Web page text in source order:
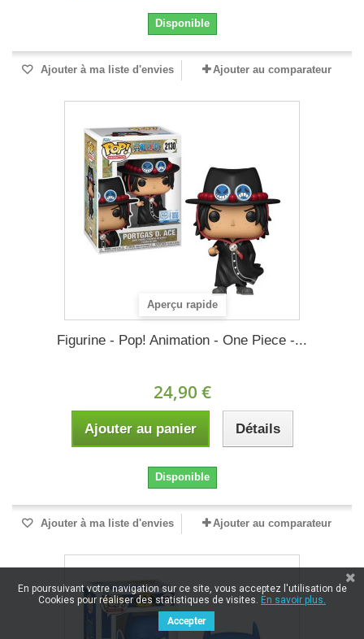
Disponible
Ajouter à ma liste d'envies Ajouter au comparateur
Aperçu rapide
Figurine - Pop! Animation - One Piece -...
24,90 €
Ajouter au panier Détails
Disponible
Ajouter à ma liste d'envies Ajouter au comparateur
En poursuivant votre navigation sur ce site, vous acceptez l'utilisation de
Cookies pour réaliser des statistiques de visites. En savoir plus.
Accepter